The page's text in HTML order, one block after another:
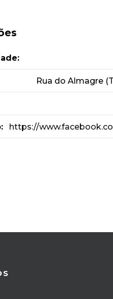
Rua do Almagre
https://